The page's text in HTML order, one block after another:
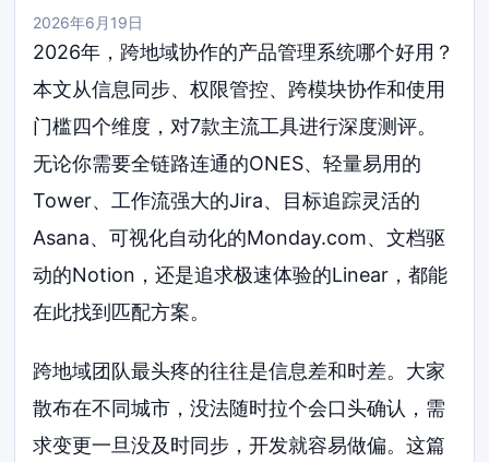
2026年6月19日
2026年，跨地域协作的产品管理系统哪个好用？
本文从信息同步、权限管控、跨模块协作和使用
门槛四个维度，对7款主流工具进行深度测评。
无论你需要全链路连通的ONES、轻量易用的
Tower、工作流强大的Jira、目标追踪灵活的
Asana、可视化自动化的Monday.com、文档驱
动的Notion，还是追求极速体验的Linear，都能
在此找到匹配方案。
跨地域团队最头疼的往往是信息差和时差。大家
散布在不同城市，没法随时拉个会口头确认，需
求变更一旦没及时同步，开发就容易做偏。这篇